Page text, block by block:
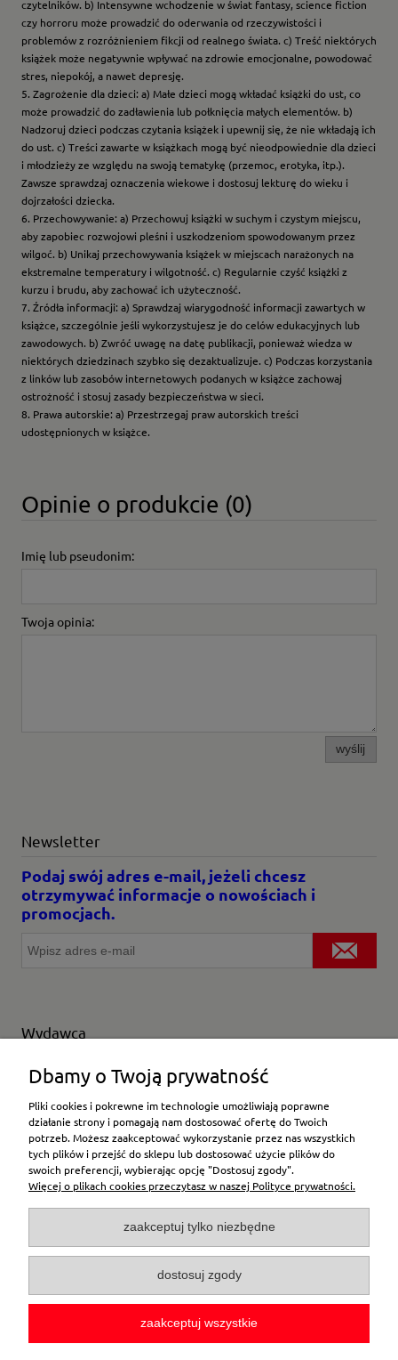
czytelników. b) Intensywne wchodzenie w świat fantasy, science fiction
czy horroru może prowadzić do oderwania od rzeczywistości i
problemów z rozróżnieniem fikcji od realnego świata. c) Treść niektórych
książek może negatywnie wpływać na zdrowie emocjonalne, powodować
stres, niepokój, a nawet depresję.
5. Zagrożenie dla dzieci: a) Małe dzieci mogą wkładać książki do ust, co
może prowadzić do zadławienia lub połknięcia małych elementów. b)
Nadzoruj dzieci podczas czytania książek i upewnij się, że nie wkładają ich
do ust. c) Treści zawarte w książkach mogą być nieodpowiednie dla dzieci
i młodzieży ze względu na swoją tematykę (przemoc, erotyka, itp.).
Zawsze sprawdzaj oznaczenia wiekowe i dostosuj lekturę do wieku i
dojrzałości dziecka.
6. Przechowywanie: a) Przechowuj książki w suchym i czystym miejscu,
aby zapobiec rozwojowi pleśni i uszkodzeniom spowodowanym przez
wilgoć. b) Unikaj przechowywania książek w miejscach narażonych na
ekstremalne temperatury i wilgotność. c) Regularnie czyść książki z
kurzu i brudu, aby zachować ich użyteczność.
7. Źródła informacji: a) Sprawdzaj wiarygodność informacji zawartych w
książce, szczególnie jeśli wykorzystujesz je do celów edukacyjnych lub
zawodowych. b) Zwróć uwagę na datę publikacji, ponieważ wiedza w
niektórych dziedzinach szybko się dezaktualizuje. c) Podczas korzystania
z linków lub zasobów internetowych podanych w książce zachowaj
ostrożność i stosuj zasady bezpieczeństwa w sieci.
8. Prawa autorskie: a) Przestrzegaj praw autorskich treści
udostępnionych w książce.
Opinie o produkcie (0)
Imię lub pseudonim:
Twoja opinia:
wyślij
Newsletter
Podaj swój adres e-mail, jeżeli chcesz
otrzymywać informacje o nowościach i
promocjach.
Wydawca
Wybierz producenta
Moje konto
Płatności i dostawa
Pomoc
O firmie
Dbamy o Twoją prywatność
Pliki cookies i pokrewne im technologie umożliwiają poprawne
działanie strony i pomagają nam dostosować ofertę do Twoich
potrzeb. Możesz zaakceptować wykorzystanie przez nas wszystkich
tych plików i przejść do sklepu lub dostosować użycie plików do
swoich preferencji, wybierając opcję "Dostosuj zgody".
Więcej o plikach cookies przeczytasz w naszej Polityce prywatności.
zaakceptuj tylko niezbędne
dostosuj zgody
zaakceptuj wszystkie